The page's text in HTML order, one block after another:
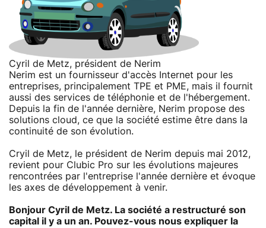
Cyril de Metz, président de Nerim
Nerim est un fournisseur d'accès Internet pour les
entreprises, principalement TPE et PME, mais il fournit
aussi des services de téléphonie et de l'hébergement.
Depuis la fin de l'année dernière, Nerim propose des
solutions cloud, ce que la société estime être dans la
continuité de son évolution.
Cryil de Metz, le président de Nerim depuis mai 2012,
revient pour Clubic Pro sur les évolutions majeures
rencontrées par l'entreprise l'année dernière et évoque
les axes de développement à venir.
Bonjour Cyril de Metz. La société a restructuré son
capital il y a un an. Pouvez-vous nous expliquer la